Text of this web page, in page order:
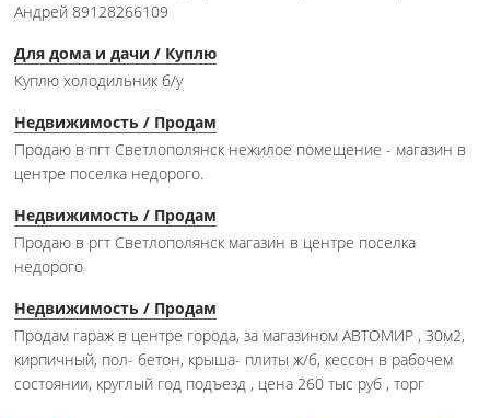
Андрей 89128266109
Для дома и дачи / Куплю
Куплю холодильник б/у
Недвижимость / Продам
Продаю в пгт Светлополянск нежилое помещение - магазин в
центре поселка недорого.
Недвижимость / Продам
Продаю в ргт Светлополянск магазин в центре поселка
недорого
Недвижимость / Продам
Продам гараж в центре города, за магазином АВТОМИР , 30м2,
кирпичный, пол- бетон, крыша- плиты ж/б, кессон в рабочем
состоянии, круглый год подъезд , цена 260 тыс руб , торг